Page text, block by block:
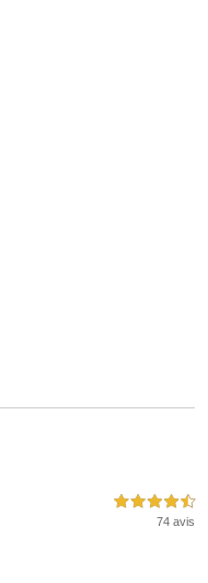
4,5 étoiles sur 5
74 avis